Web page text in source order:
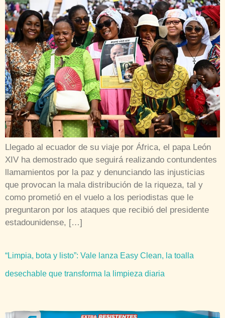
Llegado al ecuador de su viaje por África, el papa León
XIV ha demostrado que seguirá realizando contundentes
llamamientos por la paz y denunciando las injusticias
que provocan la mala distribución de la riqueza, tal y
como prometió en el vuelo a los periodistas que le
preguntaron por los ataques que recibió del presidente
estadounidense, […]
“Limpia, bota y listo”: Vale lanza Easy Clean, la toalla
desechable que transforma la limpieza diaria